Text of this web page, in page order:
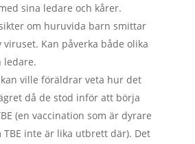
sina ledare och kårer.
om huruvida barn smittar
viruset. Kan påverka både olika
ledare.
ville föräldrar veta hur det
då de stod inför att börja
(en vaccination som är dyrare
inte är lika utbrett där). Det